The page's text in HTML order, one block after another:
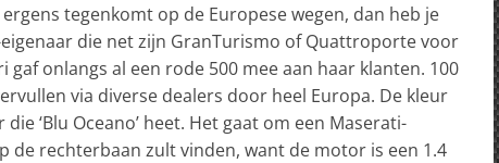
tegenkomt op de Europese wegen, dan heb je
die net zijn GranTurismo of Quattroporte voor
onlangs al een rode 500 mee aan haar klanten. 100
via diverse dealers door heel Europa. De kleur
‘Blu Oceano’ heet. Het gaat om een Maserati-
rechterbaan zult vinden, want de motor is een 1.4